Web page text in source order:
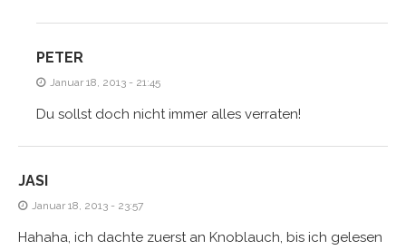
PETER
Januar 18, 2013 - 21:45
Du sollst doch nicht immer alles verraten!
JASI
Januar 18, 2013 - 23:57
Hahaha, ich dachte zuerst an Knoblauch, bis ich gelesen